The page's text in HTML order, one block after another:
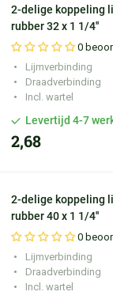
2-delige koppeling
rubber 32 x 1 1/4''
0
Lijmverbinding
Draadverbinding
Incl. wartel
Levertijd 4-7
2,68
2-delige koppeling
rubber 40 x 1 1/4''
0
Lijmverbinding
Draadverbinding
Incl. wartel